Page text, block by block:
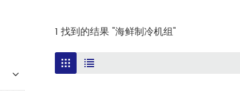
1 找到的结果 "海鲜制冷机组"